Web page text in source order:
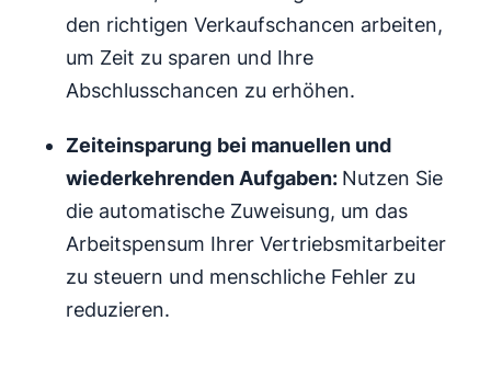
den richtigen Verkaufschancen arbeiten,
um Zeit zu sparen und Ihre
Abschlusschancen zu erhöhen.
Zeiteinsparung bei manuellen und
wiederkehrenden Aufgaben: Nutzen Sie
die automatische Zuweisung, um das
Arbeitspensum Ihrer Vertriebsmitarbeiter
zu steuern und menschliche Fehler zu
reduzieren.